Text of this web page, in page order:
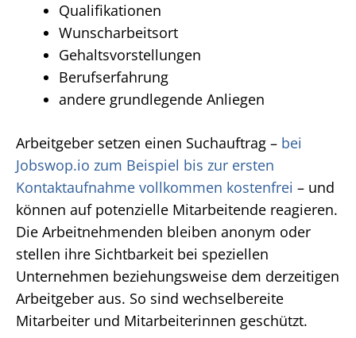
Qualifikationen
Wunscharbeitsort
Gehaltsvorstellungen
Berufserfahrung
andere grundlegende Anliegen
Arbeitgeber setzen einen Suchauftrag – bei
Jobswop.io zum Beispiel bis zur ersten
Kontaktaufnahme vollkommen kostenfrei – und
können auf potenzielle Mitarbeitende reagieren.
Die Arbeitnehmenden bleiben anonym oder
stellen ihre Sichtbarkeit bei speziellen
Unternehmen beziehungsweise dem derzeitigen
Arbeitgeber aus. So sind wechselbereite
Mitarbeiter und Mitarbeiterinnen geschützt.